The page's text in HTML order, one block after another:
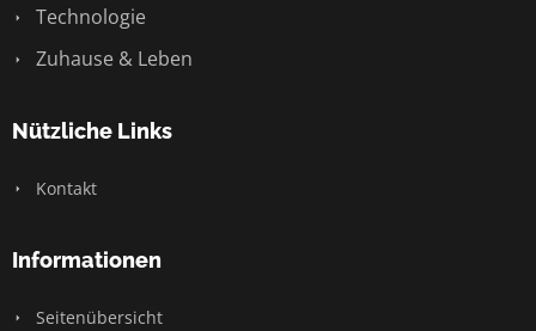
Technologie
Zuhause & Leben
Nützliche Links
Kontakt
Informationen
Seitenübersicht